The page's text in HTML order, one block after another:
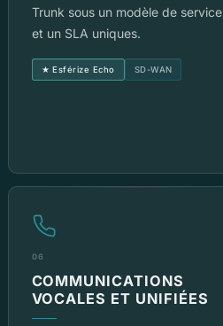
Trunk sous un modèle de service
et un SLA uniques.
★ Esférize Echo SD-WAN
06
COMMUNICATIONS
VOCALES ET UNIFIÉES